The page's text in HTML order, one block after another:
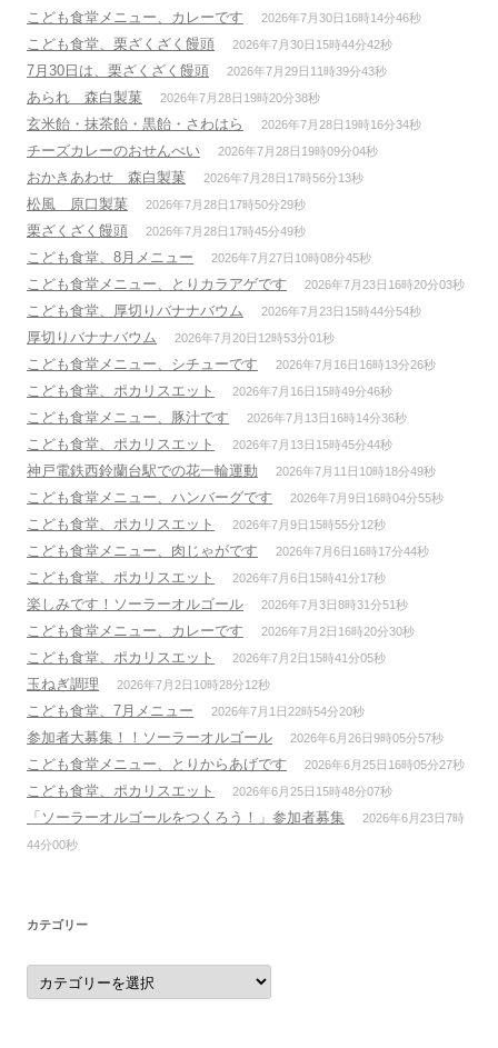
こども食堂メニュー、カレーです 2026年7月30日16時14分46秒
こども食堂、栗ざくざく饅頭 2026年7月30日15時44分42秒
7月30日は、栗ざくざく饅頭 2026年7月29日11時39分43秒
あられ 森白製菓 2026年7月28日19時20分38秒
玄米飴・抹茶飴・黒飴・さわはら 2026年7月28日19時16分34秒
チーズカレーのおせんべい 2026年7月28日19時09分04秒
おかきあわせ 森白製菓 2026年7月28日17時56分13秒
松風 原口製菓 2026年7月28日17時50分29秒
栗ざくざく饅頭 2026年7月28日17時45分49秒
こども食堂、8月メニュー 2026年7月27日10時08分45秒
こども食堂メニュー、とりカラアゲです 2026年7月23日16時20分03秒
こども食堂、厚切りバナナバウム 2026年7月23日15時44分54秒
厚切りバナナバウム 2026年7月20日12時53分01秒
こども食堂メニュー、シチューです 2026年7月16日16時13分26秒
こども食堂、ポカリスエット 2026年7月16日15時49分46秒
こども食堂メニュー、豚汁です 2026年7月13日16時14分36秒
こども食堂、ポカリスエット 2026年7月13日15時45分44秒
神戸電鉄西鈴蘭台駅での花一輪運動 2026年7月11日10時18分49秒
こども食堂メニュー、ハンバーグです 2026年7月9日16時04分55秒
こども食堂、ポカリスエット 2026年7月9日15時55分12秒
こども食堂メニュー、肉じゃがです 2026年7月6日16時17分44秒
こども食堂、ポカリスエット 2026年7月6日15時41分17秒
楽しみです！ソーラーオルゴール 2026年7月3日8時31分51秒
こども食堂メニュー、カレーです 2026年7月2日16時20分30秒
こども食堂、ポカリスエット 2026年7月2日15時41分05秒
玉ねぎ調理 2026年7月2日10時28分12秒
こども食堂、7月メニュー 2026年7月1日22時54分20秒
参加者大募集！！ソーラーオルゴール 2026年6月26日9時05分57秒
こども食堂メニュー、とりからあげです 2026年6月25日16時05分27秒
こども食堂、ポカリスエット 2026年6月25日15時48分07秒
「ソーラーオルゴールをつくろう！」参加者募集
2026年6月23日7時
44分00秒
カテゴリー
カ
テ
ゴ